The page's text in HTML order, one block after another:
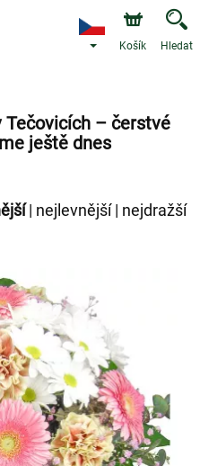
Košík Hledat
Tečovicích – čerstvé
ještě dnes
| nejlevnější| nejdražší